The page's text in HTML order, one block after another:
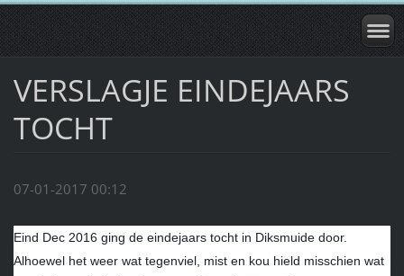
VERSLAGJE EINDEJAARS
TOCHT
07-01-2017 00:12
Eind Dec 2016 ging de eindejaars tocht in Diksmuide door.
Alhoewel het weer wat tegenviel, mist en kou hield misschien wat